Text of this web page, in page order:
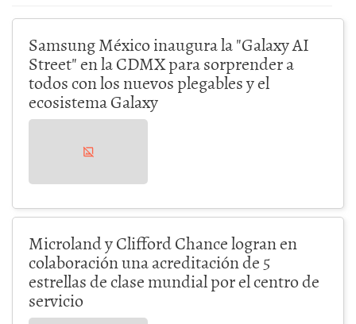
Samsung México inaugura la "Galaxy AI
Street" en la CDMX para sorprender a
todos con los nuevos plegables y el
ecosistema Galaxy
Microland y Clifford Chance logran en
colaboración una acreditación de 5
estrellas de clase mundial por el centro de
servicio